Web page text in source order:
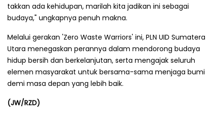
takkan ada kehidupan, marilah kita jadikan ini sebagai
budaya," ungkapnya penuh makna.
Melalui gerakan 'Zero Waste Warriors' ini, PLN UID Sumatera
Utara menegaskan perannya dalam mendorong budaya
hidup bersih dan berkelanjutan, serta mengajak seluruh
elemen masyarakat untuk bersama-sama menjaga bumi
demi masa depan yang lebih baik.
(JW/RZD)